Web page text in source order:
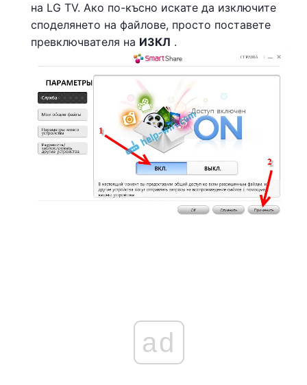
на LG TV. Ако по-късно искате да изключите
споделянето на файлове, просто поставете
превключвателя на ИЗКЛ .
ad